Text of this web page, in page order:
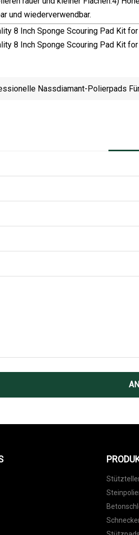
und wiederverwendbar.
Nassdiamant-Polierpads